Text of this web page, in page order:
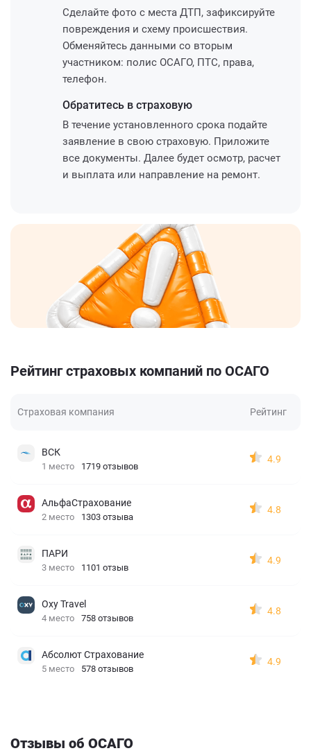
Сделайте фото с места ДТП, зафиксируйте
повреждения и схему происшествия.
Обменяйтесь данными со вторым
участником: полис ОСАГО, ПТС, права,
телефон.
Обратитесь в страховую
В течение установленного срока подайте
заявление в свою страховую. Приложите
все документы. Далее будет осмотр, расчет
и выплата или направление на ремонт.
Рейтинг страховых компаний по ОСАГО
Страховая компания Рейтинг
ВСК
1 место 1719 отзывов
4.9
АльфаСтрахование
2 место 1303 отзыва
4.8
ПАРИ
3 место 1101 отзыв
4.9
Oxy Travel
4 место 758 отзывов
4.8
Абсолют Страхование
5 место 578 отзывов
4.9
Отзывы об ОСАГО